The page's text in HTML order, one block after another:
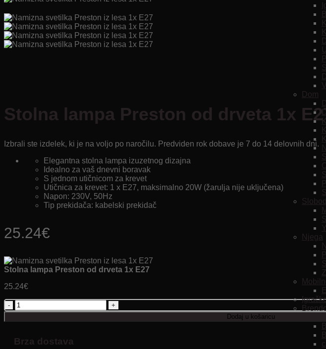
Dom
Njega
Stolna lampa Preston od drveta 1x
Izbrali ste izdelek, ki je na voljo po naročilu. Predviden rok dobave je 7 do 14 delovnih dni.
Elegantna stolna lampa izuzetnog dizajna
Idealno za vaš dnevni boravak
S jednom utičnicom za krevet
Utičnica za krevet: 1 x E27, maksimalno 20W (žarulja nije uključena)
Napon: 230V, 50Hz
Tip prekidača: kabelski prekidač
25.24€
Stolna lampa Preston od drveta 1x E27
25.24€
Stolna
lampa
Preston
drveta
Dodaj u košaricu
Brza dostava